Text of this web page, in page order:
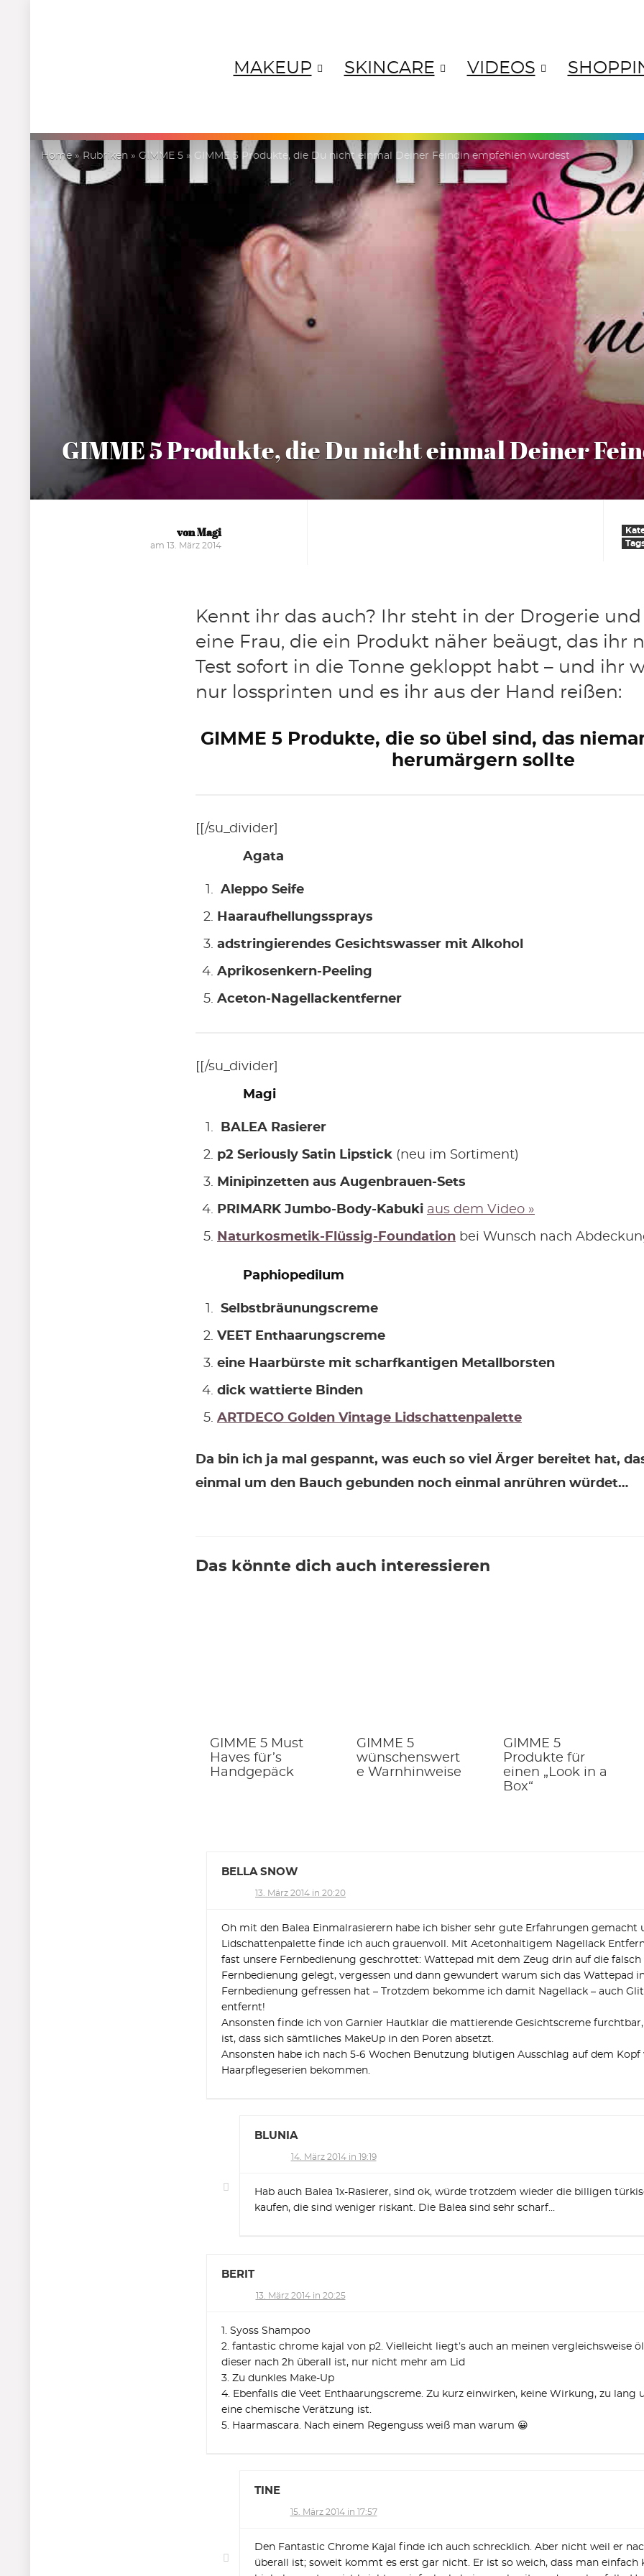
MAKEUP SKINCARE VIDEOS
NEUTRALS
REDSORANGESYELLOWSGREENS
Home» Rubriken » GIMME 5 » GIMME 5 Produkte, die Du nicht einmal Deiner Feindin empfehlen würdest
GIMME 5 Produkte, die Du nicht einmal Deiner
von Magi
am 13. März 2014
Kennt ihr das auch? Ihr steht in der Drogerie
eine Frau, die ein Produkt näher beäugt, das ihr
Test sofort in die Tonne gekloppt habt – und ihr
nur lossprinten und es ihr aus der Hand reißen:
GIMME 5 Produkte, die so übel sind, das
herumärgern sollte
[[/su_divider]
Agata
Aleppo Seife
Haaraufhellungssprays
adstringierendes Gesichtswasser mit Alkohol
Aprikosenkern-Peeling
Aceton-Nagellackentferner
[[/su_divider]
Magi
BALEA Rasierer
p2 Seriously Satin Lipstick (neu im Sortiment)
Minipinzetten aus Augenbrauen-Sets
PRIMARK Jumbo-Body-Kabuki aus dem Video »
Naturkosmetik-Flüssig-Foundation bei Wunsch nach
Paphiopedilum
Selbstbräunungscreme
VEET Enthaarungscreme
eine Haarbürste mit scharfkantigen Metallborsten
dick wattierte Binden
ARTDECO Golden Vintage Lidschattenpalette
Da bin ich ja mal gespannt, was euch so viel Ärger bereitet hat,
einmal um den Bauch gebunden noch einmal anrühren würdet…
Das könnte dich auch interessieren
GIMME 5 Must
Haves für’s
Handgepäck
GIMME 5
wünschenswert
e Warnhinweise
GIMME 5
Produkte für
einen „Look in a
Box“
BELLA SNOW
13. März 2014 in 20:20
Oh mit den Balea Einmalrasierern habe ich bisher sehr gute Erfahrungen gemacht
Lidschattenpalette finde ich auch grauenvoll. Mit Acetonhaltigem Nagellack
fast unsere Fernbedienung geschrottet: Wattepad mit dem Zeug drin auf die
Fernbedienung gelegt, vergessen und dann gewundert warum sich das Wattepad
Fernbedienung gefressen hat – Trotzdem bekomme ich damit Nagellack – auch
entfernt!
Ansonsten finde ich von Garnier Hautklar die mattierende Gesichtscreme
ist, dass sich sämtliches MakeUp in den Poren absetzt.
Ansonsten habe ich nach 5-6 Wochen Benutzung blutigen Ausschlag auf dem Kopf
Haarpflegeserien bekommen.
BLUNIA
14. März 2014 in 19:19
Hab auch Balea 1x-Rasierer, sind ok, würde trotzdem wieder die billigen
kaufen, die sind weniger riskant. Die Balea sind sehr scharf…
BERIT
13. März 2014 in 20:25
1. Syoss Shampoo
2. fantastic chrome kajal von p2. Vielleicht liegt’s auch an meinen vergleichsweise
dieser nach 2h überall ist, nur nicht mehr am Lid
3. Zu dunkles Make-Up
4. Ebenfalls die Veet Enthaarungscreme. Zu kurz einwirken, keine Wirkung, zu lang
eine chemische Verätzung ist.
5. Haarmascara. Nach einem Regenguss weiß man warum 😀
TINE
15. März 2014 in 17:57
Den Fantastic Chrome Kajal finde ich auch schrecklich. Aber nicht weil er
überall ist; soweit kommt es erst gar nicht. Er ist so weich, dass man einfach